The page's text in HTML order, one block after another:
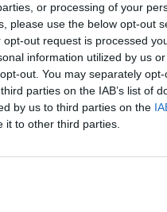
or processing of your
please use the below opt-out
out request is processed
information utilized by us
out. You may separately
parties on the IAB’s list of
by us to third parties on the
it to other third parties.